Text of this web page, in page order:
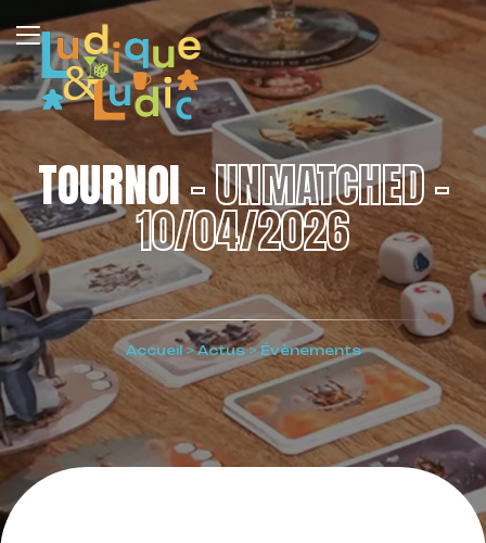
TOURNOI– UNMATCHED –
10/04/2026
Accueil>Actus>Évènements